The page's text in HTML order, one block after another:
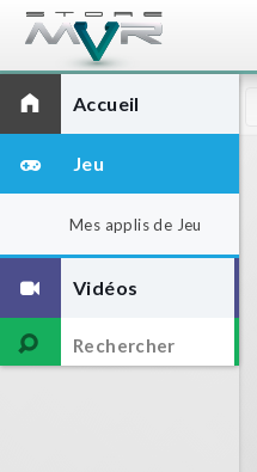
Accueil
Jeu
Mes applis de Jeu
Vidéos